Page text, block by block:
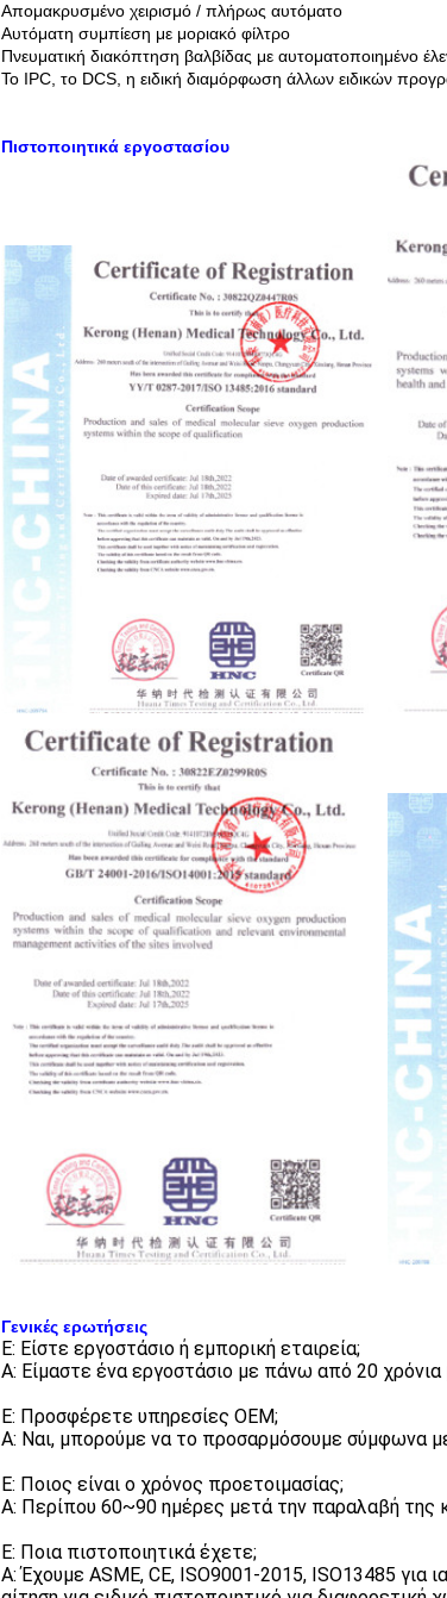
Απομακρυσμένο χειρισμό / πλήρως αυτόματο
Αυτόματη συμπίεση με μοριακό φίλτρο
Πνευματική διακόπτηση βαλβίδας με αυτοματοποιημένο
Το IPC, το DCS, η ειδική διαμόρφωση άλλων ειδικών
Πιστοποιητικά εργοστασίου
Γενικές ερωτήσεις
Ε: Είστε εργοστάσιο ή εμπορική εταιρεία;
Α: Είμαστε ένα εργοστάσιο με πάνω από 20 χρόνια
Ε: Προσφέρετε υπηρεσίες OEM;
Α: Ναι, μπορούμε να το προσαρμόσουμε σύμφωνα
Ε: Ποιος είναι ο χρόνος προετοιμασίας;
Α: Περίπου 60~90 ημέρες μετά την παραλαβή της
Ε: Ποια πιστοποιητικά έχετε;
Α: Έχουμε ASME, CE, ISO9001-2015, ISO13485 για